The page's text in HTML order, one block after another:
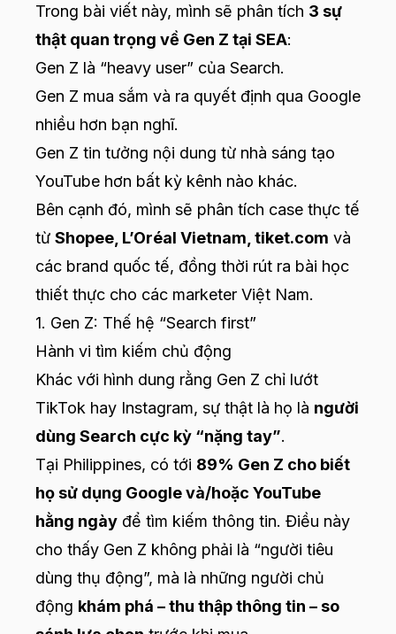
Trong bài viết này, mình sẽ phân tích 3 sự
thật quan trọng về Gen Z tại SEA:
Gen Z là “heavy user” của Search.
Gen Z mua sắm và ra quyết định qua Google
nhiều hơn bạn nghĩ.
Gen Z tin tưởng nội dung từ nhà sáng tạo
YouTube hơn bất kỳ kênh nào khác.
Bên cạnh đó, mình sẽ phân tích case thực tế
từ Shopee, L’Oréal Vietnam, tiket.com và
các brand quốc tế, đồng thời rút ra bài học
thiết thực cho các marketer Việt Nam.
1. Gen Z: Thế hệ “Search first”
Hành vi tìm kiếm chủ động
Khác với hình dung rằng Gen Z chỉ lướt
TikTok hay Instagram, sự thật là họ là người
dùng Search cực kỳ “nặng tay”.
Tại Philippines, có tới 89% Gen Z cho biết
họ sử dụng Google và/hoặc YouTube
hằng ngày để tìm kiếm thông tin. Điều này
cho thấy Gen Z không phải là “người tiêu
dùng thụ động”, mà là những người chủ
động khám phá – thu thập thông tin – so